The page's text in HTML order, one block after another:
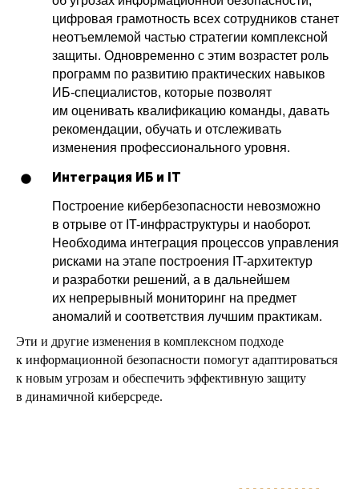
цифровая грамотность всех сотрудников станет
неотъемлемой частью стратегии комплексной
защиты. Одновременно с этим возрастет роль
программ по развитию практических навыков
ИБ-специалистов, которые позволят
им оценивать квалификацию команды, давать
рекомендации, обучать и отслеживать
изменения профессионального уровня.
Интеграция ИБ и IT
Построение кибербезопасности невозможно
в отрыве от IT-инфраструктуры и наоборот.
Необходима интеграция процессов управления
рисками на этапе построения IT-архитектур
и разработки решений, а в дальнейшем
их непрерывный мониторинг на предмет
аномалий и соответствия лучшим практикам.
Эти и другие изменения в комплексном подходе
к информационной безопасности помогут адаптироваться
к новым угрозам и обеспечить эффективную защиту
в динамичной киберсреде.